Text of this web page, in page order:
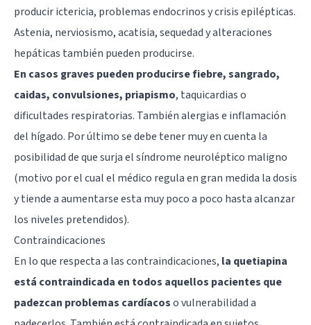
producir ictericia, problemas endocrinos y crisis epilépticas.
Astenia, nerviosismo, acatisia, sequedad y alteraciones
hepáticas también pueden producirse.
En casos graves pueden producirse fiebre, sangrado,
caidas, convulsiones, priapismo, taquicardias o
dificultades respiratorias. También alergias e inflamación
del hígado. Por último se debe tener muy en cuenta la
posibilidad de que surja el síndrome neuroléptico maligno
(motivo por el cual el médico regula en gran medida la dosis
y tiende a aumentarse esta muy poco a poco hasta alcanzar
los niveles pretendidos).
Contraindicaciones
En lo que respecta a las contraindicaciones, la quetiapina
está contraindicada en todos aquellos pacientes que
padezcan problemas cardíacoso vulnerabilidad a